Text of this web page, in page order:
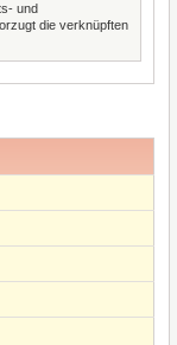
und
die verknüpften